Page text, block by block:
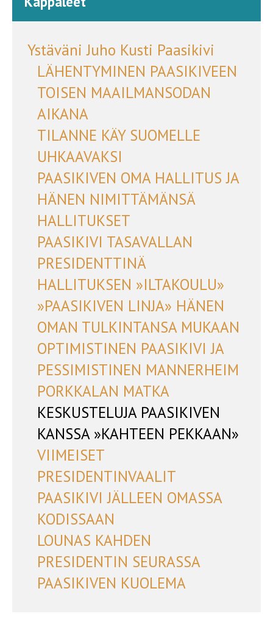
Ystäväni Juho Kusti Paasikivi
LÄHENTYMINEN PAASIKIVEEN
TOISEN MAAILMANSODAN
AIKANA
TILANNE KÄY SUOMELLE
UHKAAVAKSI
PAASIKIVEN OMA HALLITUS JA
HÄNEN NIMITTÄMÄNSÄ
HALLITUKSET
PAASIKIVI TASAVALLAN
PRESIDENTTINÄ
HALLITUKSEN »ILTAKOULU»
»PAASIKIVEN LINJA» HÄNEN
OMAN TULKINTANSA MUKAAN
OPTIMISTINEN PAASIKIVI JA
PESSIMISTINEN MANNERHEIM
PORKKALAN MATKA
KESKUSTELUJA PAASIKIVEN
KANSSA »KAHTEEN PEKKAAN»
VIIMEISET
PRESIDENTINVAALIT
PAASIKIVI JÄLLEEN OMASSA
KODISSAAN
LOUNAS KAHDEN
PRESIDENTIN SEURASSA
PAASIKIVEN KUOLEMA